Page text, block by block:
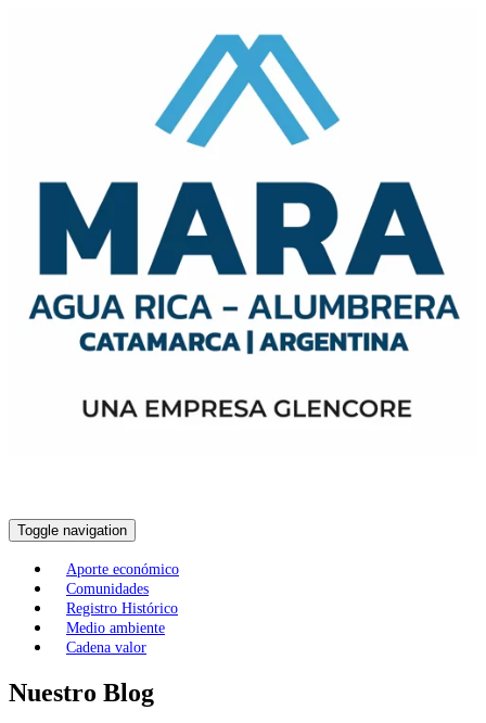
Toggle navigation
Aporte económico
Comunidades
Registro Histórico
Medio ambiente
Cadena valor
Nuestro Blog